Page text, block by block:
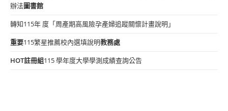
辦法圖書館
轉知115年 度「周產期高風險孕產婦追蹤關懷計畫說明」
重要115繁星推薦校內選填說明教務處
HOT註冊組115 學年度大學學測成績查詢公告